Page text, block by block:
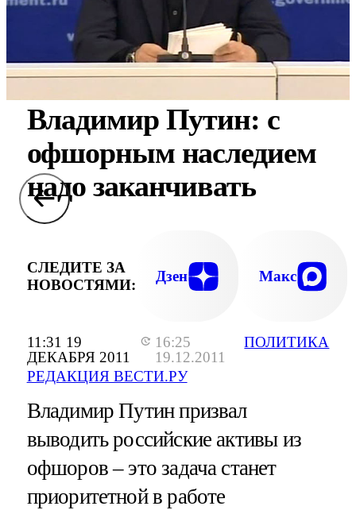
11:31 19
ДЕКАБРЯ 2011
16:25
19.12.2011
РЕДАКЦИЯ ВЕСТИ.РУ
ПОЛИТИКА
Владимир Путин: с
офшорным наследием
надо заканчивать
СЛЕДИТЕ ЗА
НОВОСТЯМИ:
Дзен Макс
Владимир Путин призвал
выводить российские активы из
офшоров – это задача станет
приоритетной в работе